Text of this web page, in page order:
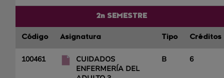
2n SEMESTRE
Código Asignatura Tipo Créditos
100461
CUIDADOS
ENFERMERÍA DEL
B 6